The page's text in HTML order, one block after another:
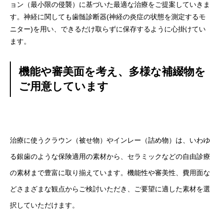
ョン（最小限の侵襲）に基づいた最適な治療をご提案していきま
す。神経に関しても歯髄診断器(神経の炎症の状態を測定するモ
ニター)を用い、できるだけ取らずに保存するように心掛けてい
ます。
機能や審美面を考え、多様な補綴物を
ご用意しています
治療に使うクラウン（被せ物）やインレー（詰め物）は、いわゆ
る銀歯のような保険適用の素材から、セラミックなどの自由診療
の素材まで豊富に取り揃えています。機能性や審美性、費用面な
どさまざまな観点からご検討いただき、ご要望に適した素材を選
択していただけます。